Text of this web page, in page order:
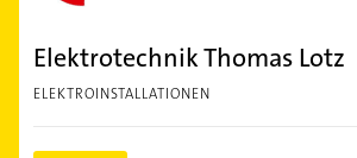
Elektrotechnik Thomas Lotz
ELEKTROINSTALLATIONEN